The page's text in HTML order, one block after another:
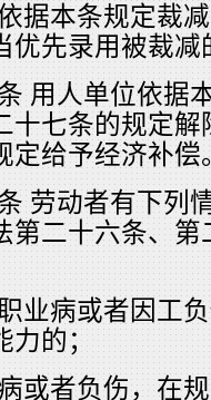
据本条规定裁
优先录用被裁减
用人单位依据
十七条的规定
定给予经济补偿
劳动者有下列
第二十六条、
业病或者因工
力的；
或者负伤，在